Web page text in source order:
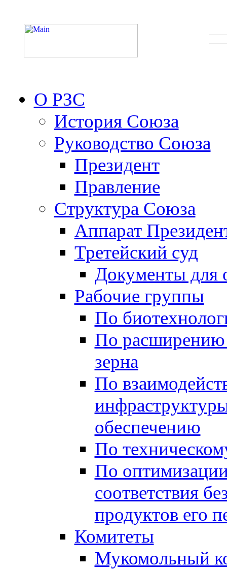
О РЗС
История Союза
Руководство Союза
Президент
Правление
Структура Союза
Аппарат
Третейский суд
Документы для
Рабочие группы
По
По расширению
зерна
По
обеспечению
По
По
соответствия
продуктов его
Комитеты
Мукомольный